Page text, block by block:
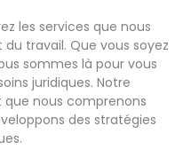
les services que nous
travail. Que vous soyez
sommes là pour vous
juridiques. Notre
nous comprenons
des stratégies